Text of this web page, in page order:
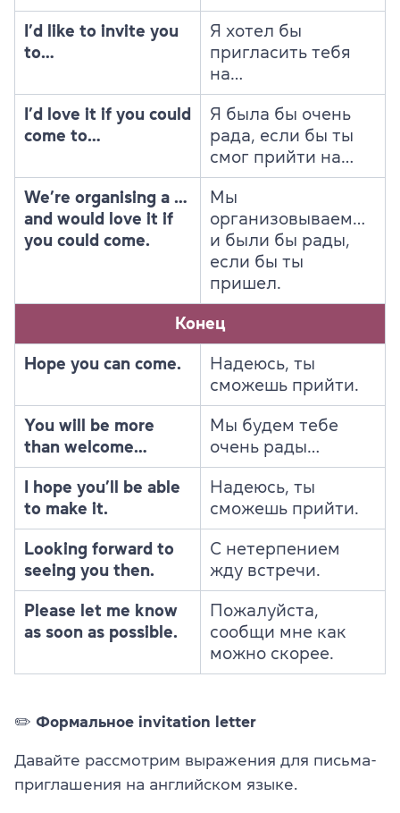
I’d like to invite you
to…
Я хотел бы
пригласить тебя
на…
I’d love it if you could
come to…
Я была бы очень
рада, если бы ты
смог прийти на…
We’re organising a …
and would love it if
you could come.
Мы
организовываем…
и были бы рады,
если бы ты
пришел.
Конец
Hope you can come.
Надеюсь, ты
сможешь прийти.
You will be more
than welcome…
Мы будем тебе
очень рады…
I hope you’ll be able
to make it.
Надеюсь, ты
сможешь прийти.
Looking forward to
seeing you then.
С нетерпением
жду встречи.
Please let me know
as soon as possible.
Пожалуйста,
сообщи мне как
можно скорее.
✏️ Формальное invitation letter
Давайте рассмотрим выражения для письма-
приглашения на английском языке.